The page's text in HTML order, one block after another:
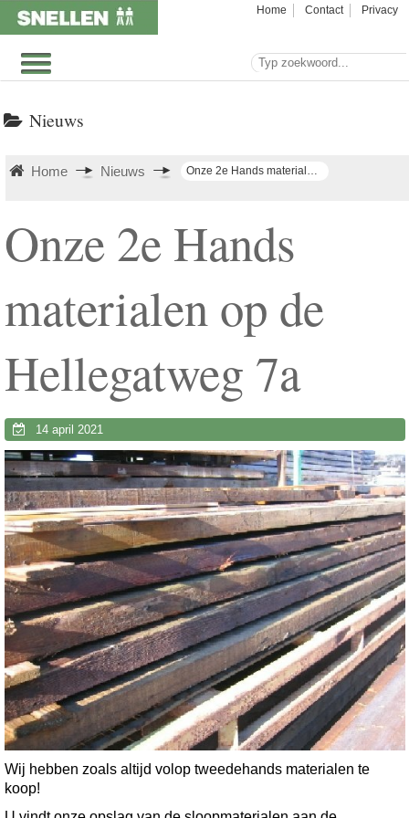
Home Contact Privacy
Nieuws
Home Nieuws Onze 2e Hands materialen op de Hellegatweg 7a
Onze 2e Hands
materialen op de
Hellegatweg 7a
14 april 2021
Wij hebben zoals altijd volop tweedehands materialen te
koop!